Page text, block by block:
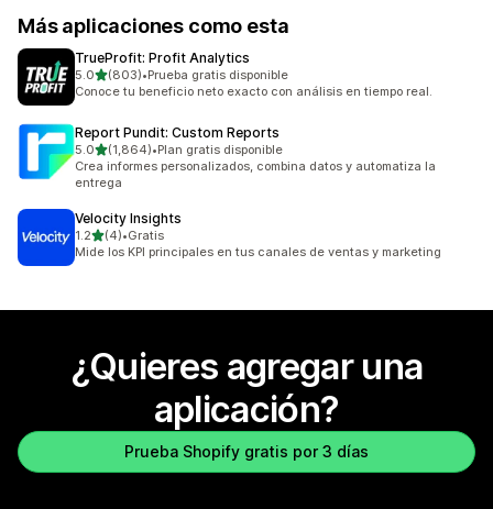
Más aplicaciones como esta
TrueProfit: Profit Analytics
5.0de 5 estrellas
(803)
803 reseñas en total
•Prueba gratis disponible
Conoce tu beneficio neto exacto con análisis en tiempo real.
Report Pundit: Custom Reports
5.0de 5 estrellas
(1,864)
1864 reseñas en total
•Plan gratis disponible
Crea informes personalizados, combina datos y automatiza la
entrega
Velocity Insights
1.2de 5 estrellas
(4)
4 reseñas en total
•Gratis
Mide los KPI principales en tus canales de ventas y marketing
¿Quieres agregar una
aplicación?
Prueba Shopify gratis por 3 días